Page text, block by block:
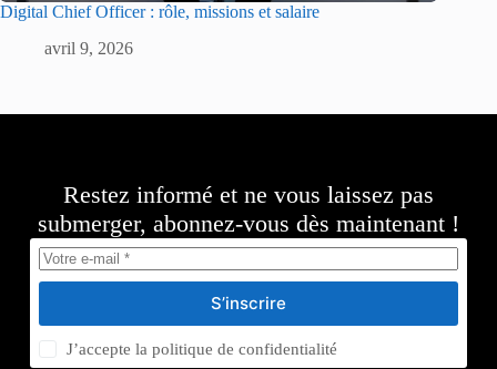
Digital Chief Officer : rôle, missions et salaire
avril 9, 2026
Restez informé et ne vous laissez pas
submerger, abonnez-vous dès maintenant !
S’inscrire
J’accepte lapolitique de confidentialité